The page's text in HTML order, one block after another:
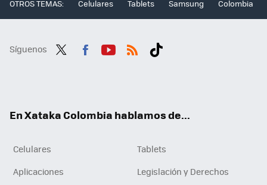
OTROS TEMAS: Celulares Tablets Samsung Colombia
Síguenos
En Xataka Colombia hablamos de...
Celulares
Tablets
Aplicaciones
Legislación y Derechos